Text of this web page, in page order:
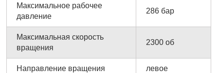
Максимальное рабочее
давление
286 бар
Максимальная скорость
вращения
2300 об
Направление вращения левое